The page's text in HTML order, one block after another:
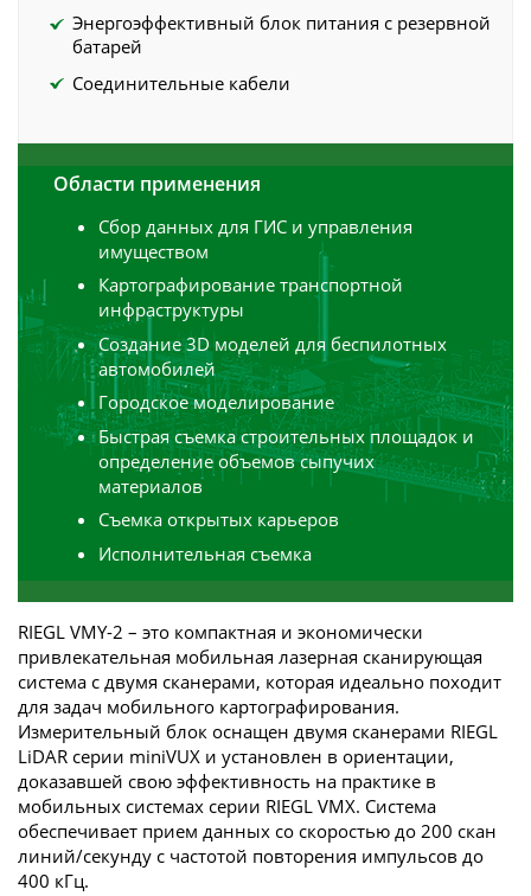
Энергоэффективный блок питания с резервной
батарей
Соединительные кабели
Области применения
Сбор данных для ГИС и управления
имуществом
Картографирование транспортной
инфраструктуры
Создание 3D моделей для беспилотных
автомобилей
Городское моделирование
Быстрая съемка строительных площадок и
определение объемов сыпучих
материалов
Съемка открытых карьеров
Исполнительная съемка
RIEGL VMY-2 – это компактная и экономически
привлекательная мобильная лазерная сканирующая
система с двумя сканерами, которая идеально походит
для задач мобильного картографирования.
Измерительный блок оснащен двумя сканерами RIEGL
LiDAR серии miniVUX и установлен в ориентации,
доказавшей свою эффективность на практике в
мобильных системах серии RIEGL VMX. Система
обеспечивает прием данных со скоростью до 200 скан
линий/секунду с частотой повторения импульсов до
400 кГц.